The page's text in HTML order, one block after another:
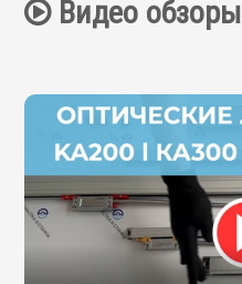
Видео обзоры